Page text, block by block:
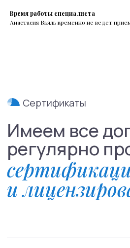
Время работы специалиста
Анастасия Вьяль временно не ведет
Читать все статьи
В этот раз поговорим о нейроотличных
Строговой узнаем, что такое РАС* и СДВГ** и
их симптомы проявляются в разном
Поговорим о том, что делать с усталостью
СДВГ, почему таблетки не лечат аутизм
и не запускают речь.